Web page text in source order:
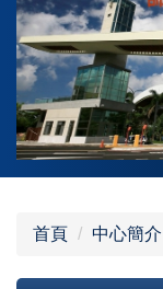
容
區
首頁 中心簡介